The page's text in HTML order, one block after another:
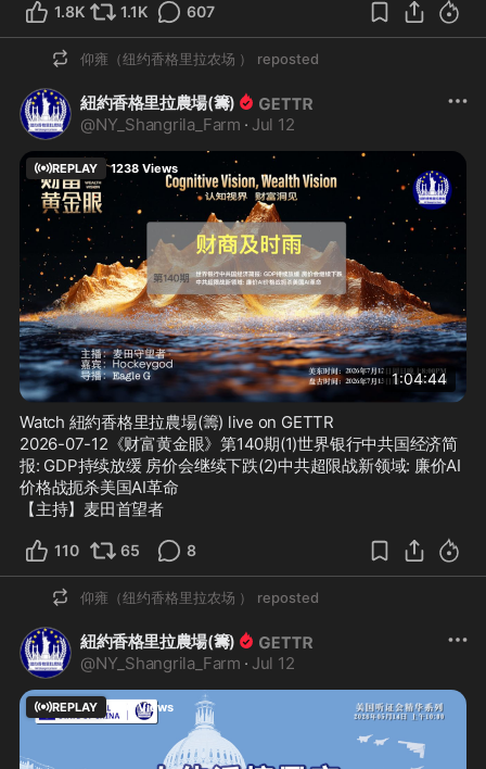
1.8K 1.1K 607
仰雍（纽约香格里拉农场 ） reposted
紐約香格里拉農場(籌)
@NY_Shangrila_Farm · Jul 12
Watch 紐約香格里拉農場(籌) live on GETTR
2026-07-12《财富黄金眼》第140期(1)世界银行中共国经济简
报: GDP持续放缓 房价会继续下跌(2)中共超限战新领域: 廉价AI
价格战扼杀美国AI革命
【主持】麦田首望者
REPLAY 1238 Views
1:04:44
110 65 8
仰雍（纽约香格里拉农场 ） reposted
紐約香格里拉農場(籌)
@NY_Shangrila_Farm · Jul 12
REPLAY Views